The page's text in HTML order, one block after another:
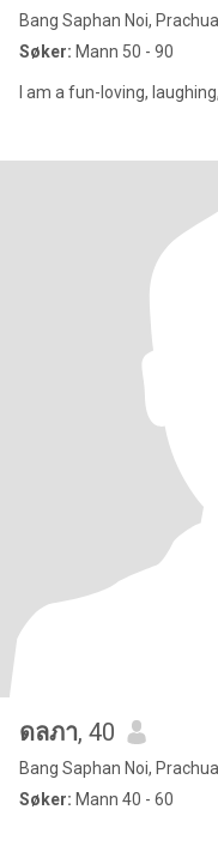
Bang Saphan Noi,
Søker: Mann 50 - 90
I am a fun-loving,
ดลภา, 40
Bang Saphan Noi,
Søker: Mann 40 - 60